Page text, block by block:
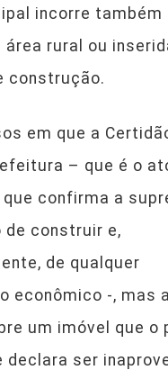
incorre também
área rural ou
construção.
em que a
– que é o
confirma a
construir e,
de qualquer
econômico -, mas
um imóvel que o
ser